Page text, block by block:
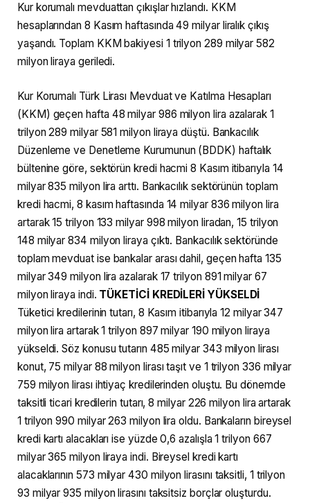
Kur korumalı mevduattan çıkışlar hızlandı. KKM
hesaplarından 8 Kasım haftasında 49 milyar liralık çıkış
yaşandı. Toplam KKM bakiyesi 1 trilyon 289 milyar 582
milyon liraya geriledi.
Kur Korumalı Türk Lirası Mevduat ve Katılma Hesapları
(KKM) geçen hafta 48 milyar 986 milyon lira azalarak 1
trilyon 289 milyar 581 milyon liraya düştü. Bankacılık
Düzenleme ve Denetleme Kurumunun (BDDK) haftalık
bültenine göre, sektörün kredi hacmi 8 Kasım itibarıyla 14
milyar 835 milyon lira arttı. Bankacılık sektörünün toplam
kredi hacmi, 8 kasım haftasında 14 milyar 836 milyon lira
artarak 15 trilyon 133 milyar 998 milyon liradan, 15 trilyon
148 milyar 834 milyon liraya çıktı. Bankacılık sektöründe
toplam mevduat ise bankalar arası dahil, geçen hafta 135
milyar 349 milyon lira azalarak 17 trilyon 891 milyar 67
milyon liraya indi. TÜKETİCİ KREDİLERİ YÜKSELDİ
Tüketici kredilerinin tutarı, 8 Kasım itibarıyla 12 milyar 347
milyon lira artarak 1 trilyon 897 milyar 190 milyon liraya
yükseldi. Söz konusu tutarın 485 milyar 343 milyon lirası
konut, 75 milyar 88 milyon lirası taşıt ve 1 trilyon 336 milyar
759 milyon lirası ihtiyaç kredilerinden oluştu. Bu dönemde
taksitli ticari kredilerin tutarı, 8 milyar 226 milyon lira artarak
1 trilyon 990 milyar 263 milyon lira oldu. Bankaların bireysel
kredi kartı alacakları ise yüzde 0,6 azalışla 1 trilyon 667
milyar 365 milyon liraya indi. Bireysel kredi kartı
alacaklarının 573 milyar 430 milyon lirasını taksitli, 1 trilyon
93 milyar 935 milyon lirasını taksitsiz borçlar oluşturdu.